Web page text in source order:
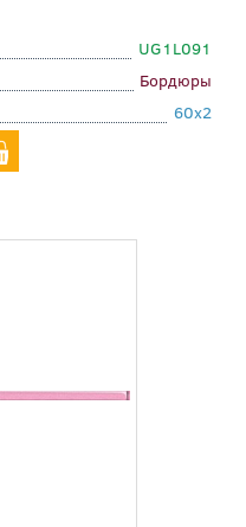
UG1L091
Бордюры
60x2